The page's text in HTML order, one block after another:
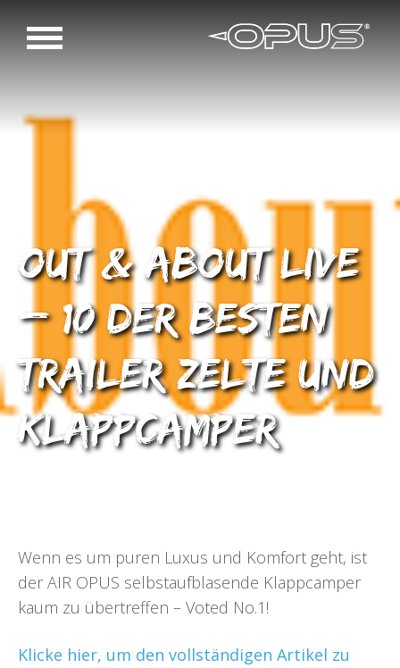
Out & About Live
– 10 der besten
Trailer Zelte und
Klappcamper
Wenn es um puren Luxus und Komfort geht, ist
der AIR OPUS selbstaufblasende Klappcamper
kaum zu übertreffen – Voted No.1!
Klicke hier, um den vollständigen Artikel zu